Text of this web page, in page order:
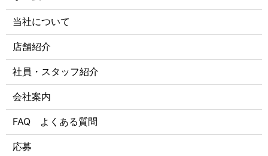
当社について
店舗紹介
社員・スタッフ紹介
会社案内
FAQ よくある質問
応募